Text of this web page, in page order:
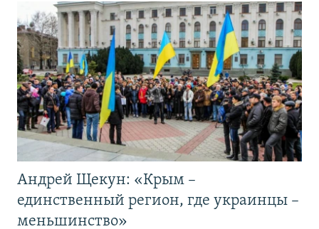
Андрей Щекун: «Крым –
единственный регион, где украинцы –
меньшинство»